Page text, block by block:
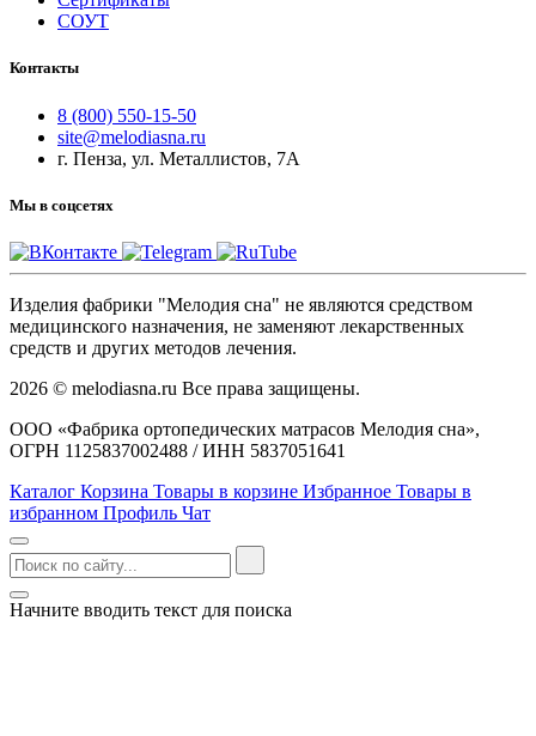
СОУТ
Контакты
8 (800) 550-15-50
site@melodiasna.ru
г. Пенза, ул. Металлистов, 7А
Мы в соцсетях
Изделия фабрики "Мелодия сна" не являются средством
медицинского назначения, не заменяют лекарственных
средств и других методов лечения.
2026 © melodiasna.ru Все права защищены.
ООО «Фабрика ортопедических матрасов Мелодия сна»,
ОГРН 1125837002488 / ИНН 5837051641
Каталог Корзина Товары в корзине Избранное Товары в
избранном Профиль Чат
Начните вводить текст для поиска